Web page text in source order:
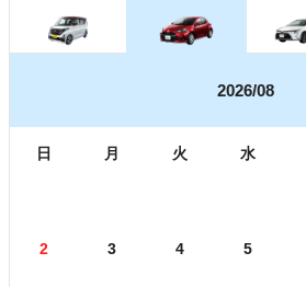
2026/08
日 月 火 水
2 3 4 5